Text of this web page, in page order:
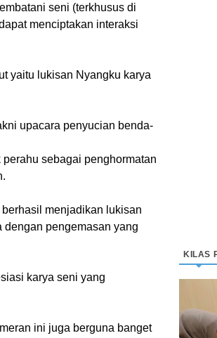
seni (terkhusus di
menciptakan interaksi
yaitu lukisan Nyangku karya
upacara penyucian benda-
sebagai penghormatan
menjadikan lukisan
dengan pengemasan yang
karya seni yang
ini juga berguna banget
KILAS